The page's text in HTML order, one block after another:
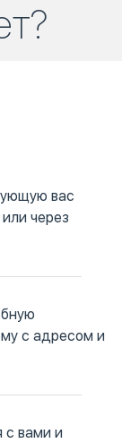
вас
через
с адресом и
с вами и